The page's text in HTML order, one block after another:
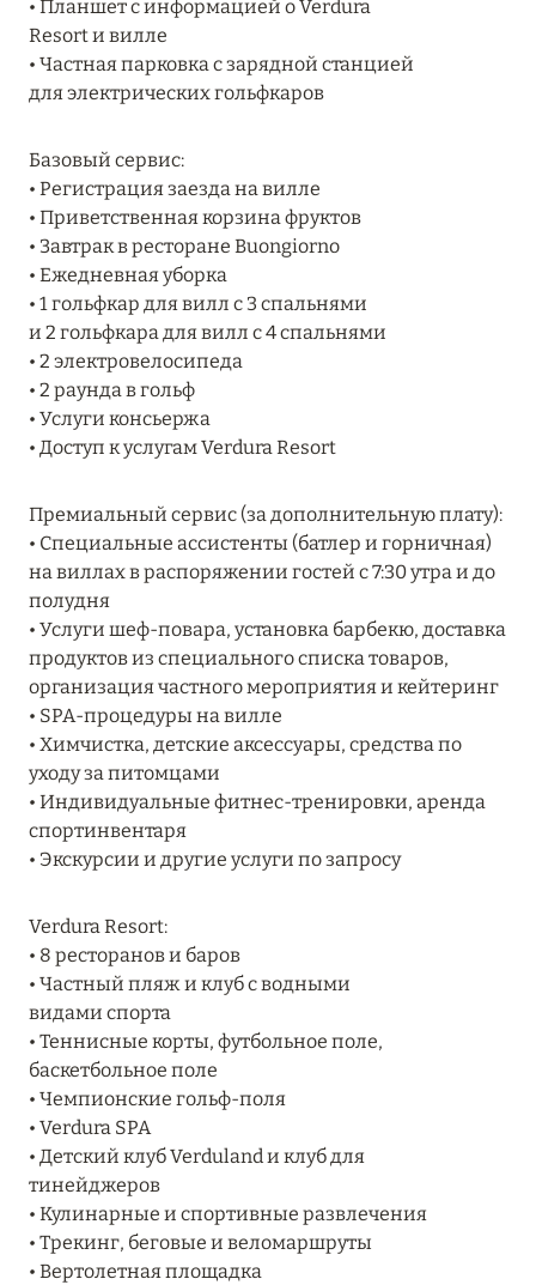
RIXOS PREMIUM SAADIYAT ISLAND ABU DHABI:
КОНЦЕПЦИЯ «ВСЁ ВКЛЮЧЕНО – ВСЁ
ЭКСКЛЮЗИВНО»
27 сентября 2024
HÔTEL BARRIÈRE LES NEIGES
Подробнее
27 сентября 2024
HÔTEL BARRIÈRE LES NEIGES
27 сентября 2024
HÔTEL BARRIÈRE LES NEIGES
Подробнее
27 сентября 2024
RIXOS PREMIUM SAADIYAT ISLAND ABU DHABI:
КОНЦЕПЦИЯ «ВСЁ ВКЛЮЧЕНО – ВСЁ
ЭКСКЛЮЗИВНО»
Подробнее
20 августа 2024
ВЫГОДНАЯ АРИФМЕТИКА ОТ ULTIMA GSTAAD
И ULTIMA COURCHEVEL
Подробнее
08 августа 2024
THE NAUTILUS MALDIVES: МАНТЫ, КИТОВЫЕ
АКУЛЫ И ПРЕДЛОЖЕНИЯ ОТ ОТЕЛЯ
Подробнее
• Планшет с информацией о Verdura
Resort и вилле
• Частная парковка с зарядной станцией
для электрических гольфкаров
Базовый сервис:
• Регистрация заезда на вилле
• Приветственная корзина фруктов
• Завтрак в ресторане Buongiorno
• Ежедневная уборка
• 1 гольфкар для вилл с 3 спальнями
и 2 гольфкара для вилл с 4 спальнями
• 2 электровелосипеда
• 2 раунда в гольф
• Услуги консьержа
• Доступ к услугам Verdura Resort
Премиальный сервис (за дополнительную плату):
• Специальные ассистенты (батлер и горничная)
на виллах в распоряжении гостей с 7:30 утра и до
полудня
• Услуги шеф-повара, установка барбекю, доставка
продуктов из специального списка товаров,
организация частного мероприятия и кейтеринг
• SPA-процедуры на вилле
• Химчистка, детские аксессуары, средства по
уходу за питомцами
• Индивидуальные фитнес-тренировки, аренда
спортинвентаря
• Экскурсии и другие услуги по запросу
Verdura Resort:
• 8 ресторанов и баров
• Частный пляж и клуб с водными
видами спорта
• Теннисные корты, футбольное поле,
баскетбольное поле
• Чемпионские гольф-поля
• Verdura SPA
• Детский клуб Verduland и клуб для
тинейджеров
• Кулинарные и спортивные развлечения
• Трекинг, беговые и веломаршруты
• Вертолетная площадка